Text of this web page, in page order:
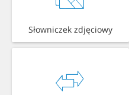
Słowniczek zdjęciowy